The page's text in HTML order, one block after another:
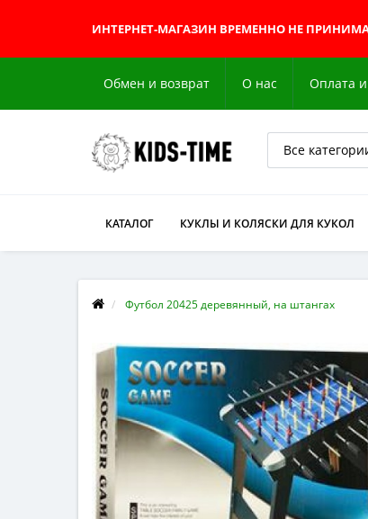
ИНТЕРНЕТ-МАГАЗИН ВРЕМЕННО НЕ
Обмен и возврат О нас Оплата и
Все
КАТАЛОГ КУКЛЫ И КОЛЯСКИ ДЛЯ КУКОЛ
Футбол 20425 деревянный, на штангах